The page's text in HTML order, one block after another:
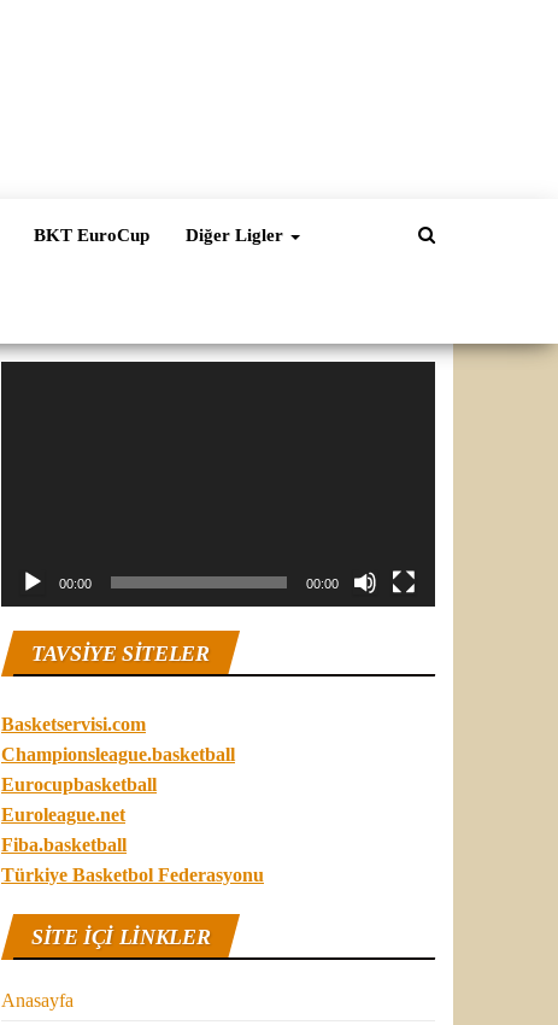
BKT EuroCup Diğer Ligler
00:00 00:00
TAVSIYE SITELER
Basketservisi.com
Championsleague.basketball
Eurocupbasketball
Euroleague.net
Fiba.basketball
Türkiye Basketbol Federasyonu
SITE IÇI LINKLER
Anasayfa